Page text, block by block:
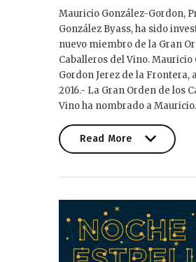
Mauricio González-Gordon,
González Byass, ha sido
nuevo miembro de la Gran
Caballeros del Vino. Mauricio
Gordon Jerez de la Frontera,
2016.- La Gran Orden de los
Vino ha nombrado a
Read More